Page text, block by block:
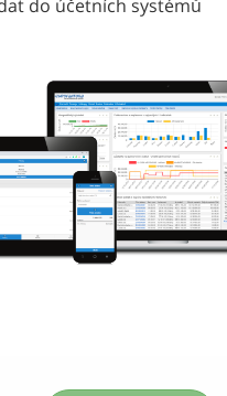
do účetních systémů